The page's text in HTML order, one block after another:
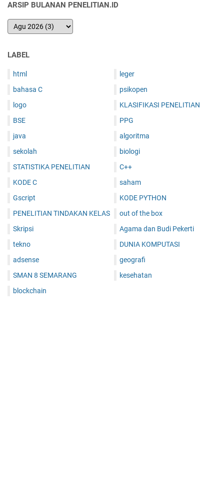
ARSIP BULANAN PENELITIAN.ID
LABEL
html
bahasa C
logo
BSE
java
sekolah
STATISTIKA PENELITIAN
KODE C
Gscript
PENELITIAN TINDAKAN KELAS
Skripsi
tekno
adsense
SMAN 8 SEMARANG
blockchain
leger
psikopen
KLASIFIKASI PENELITIAN
PPG
algoritma
biologi
C++
saham
KODE PYTHON
out of the box
Agama dan Budi Pekerti
DUNIA KOMPUTASI
geografi
kesehatan